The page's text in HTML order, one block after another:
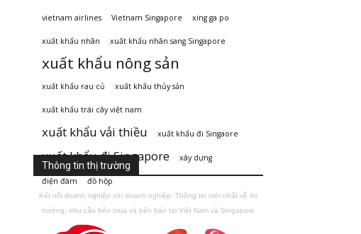
vietnam airlines Vietnam Singapore xing ga po
xuất khẩu nhãn xuất khẩu nhãn sang Singapore
xuất khẩu nông sản
xuất khẩu rau củ xuất khẩu thủy sản
xuất khẩu trái cây việt nam
xuất khẩu vải thiều xuất khẩu đi Singaore
xuất khẩu đi Singapore xây dựng
điện đàm đồ hộp
Thông tin thị trường
Kết nối doanh nghiệp với doanh nghiệp. Thông tin mới nhất về thị
trường, nhu cầu bên mua và bên bán tại Việt Nam và Singapore